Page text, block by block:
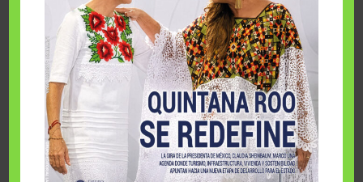
Fairmont Mayakoba y Make-A-Wish México unieron
esfuerzos para hacer realidad el deseo de una …